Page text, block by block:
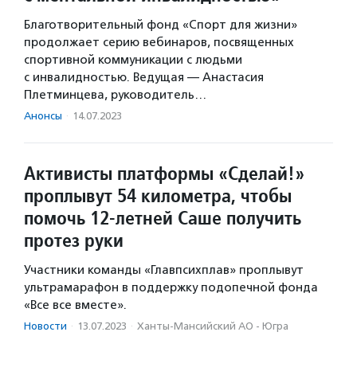
Благотворительный фонд «Спорт для жизни»
продолжает серию вебинаров, посвященных
спортивной коммуникации с людьми
с инвалидностью. Ведущая — Анастасия
Плетминцева, руководитель…
Анонсы · 14.07.2023
Активисты платформы «Сделай!»
проплывут 54 километра, чтобы
помочь 12-летней Саше получить
протез руки
Участники команды «Главпсихплав» проплывут
ультрамарафон в поддержку подопечной фонда
«Все все вместе».
Новости · 13.07.2023 · Ханты-Мансийский АО - Югра